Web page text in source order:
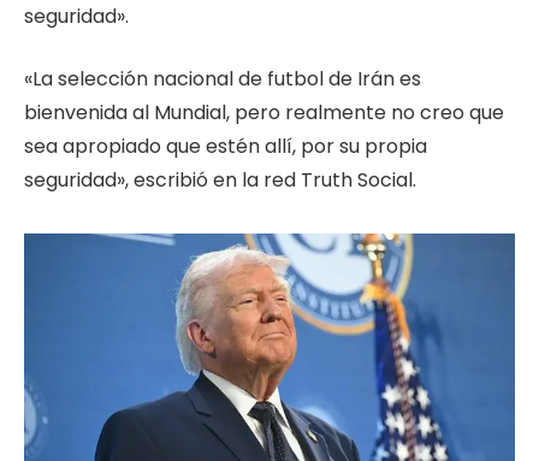
seguridad».
«La selección nacional de futbol de Irán es
bienvenida al Mundial, pero realmente no creo que
sea apropiado que estén allí, por su propia
seguridad», escribió en la red Truth Social.